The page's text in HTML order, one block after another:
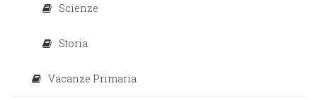
Scienze
Storia
Vacanze Primaria